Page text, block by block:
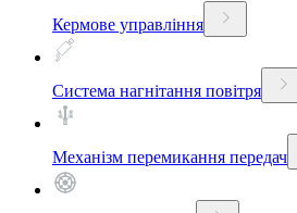
Кермове управління
Система нагнітання повітря
Механізм перемикання передач